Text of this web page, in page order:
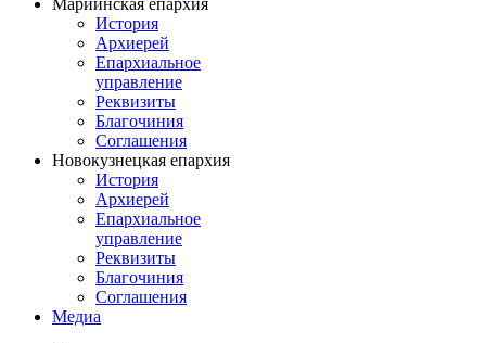
Мариинская епархия
История
Архиерей
Епархиальное
управление
Реквизиты
Благочиния
Соглашения
Новокузнецкая епархия
История
Архиерей
Епархиальное
управление
Реквизиты
Благочиния
Соглашения
Медиа